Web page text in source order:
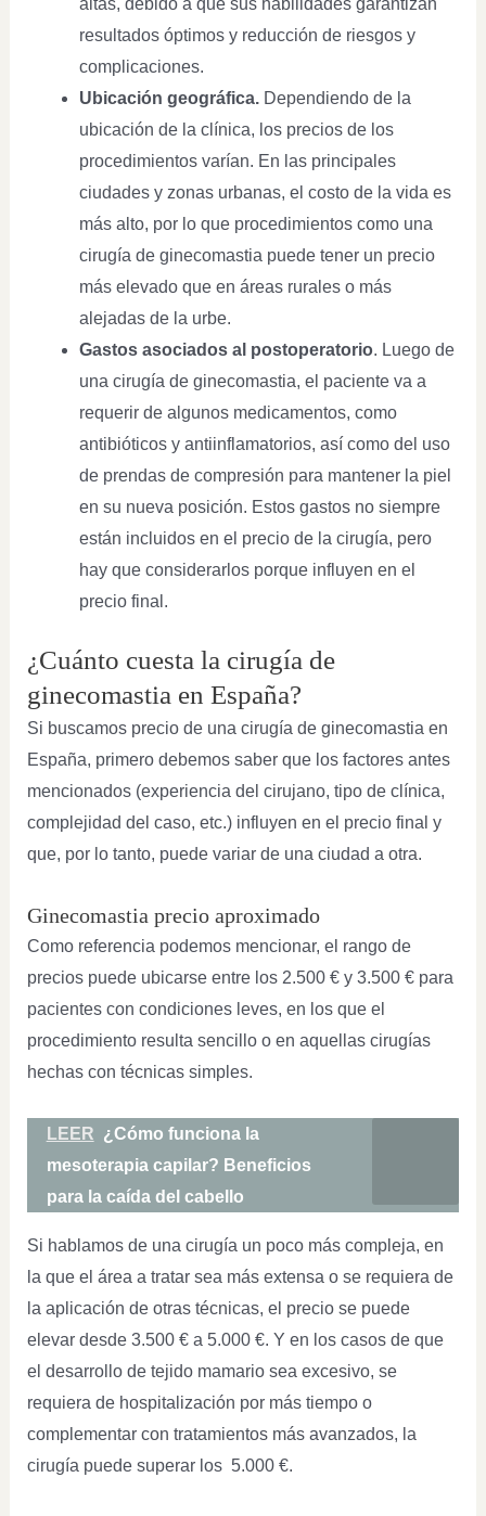
altas, debido a que sus habilidades garantizan
resultados óptimos y reducción de riesgos y
complicaciones.
Ubicación geográfica. Dependiendo de la
ubicación de la clínica, los precios de los
procedimientos varían. En las principales
ciudades y zonas urbanas, el costo de la vida es
más alto, por lo que procedimientos como una
cirugía de ginecomastia puede tener un precio
más elevado que en áreas rurales o más
alejadas de la urbe.
Gastos asociados al postoperatorio. Luego de
una cirugía de ginecomastia, el paciente va a
requerir de algunos medicamentos, como
antibióticos y antiinflamatorios, así como del uso
de prendas de compresión para mantener la piel
en su nueva posición. Estos gastos no siempre
están incluidos en el precio de la cirugía, pero
hay que considerarlos porque influyen en el
precio final.
¿Cuánto cuesta la cirugía de
ginecomastia en España?
Si buscamos precio de una cirugía de ginecomastia en
España, primero debemos saber que los factores antes
mencionados (experiencia del cirujano, tipo de clínica,
complejidad del caso, etc.) influyen en el precio final y
que, por lo tanto, puede variar de una ciudad a otra.
Ginecomastia precio aproximado
Como referencia podemos mencionar, el rango de
precios puede ubicarse entre los 2.500 € y 3.500 € para
pacientes con condiciones leves, en los que el
procedimiento resulta sencillo o en aquellas cirugías
hechas con técnicas simples.
LEER ¿Cómo funciona la
mesoterapia capilar? Beneficios
para la caída del cabello
Si hablamos de una cirugía un poco más compleja, en
la que el área a tratar sea más extensa o se requiera de
la aplicación de otras técnicas, el precio se puede
elevar desde 3.500 € a 5.000 €. Y en los casos de que
el desarrollo de tejido mamario sea excesivo, se
requiera de hospitalización por más tiempo o
complementar con tratamientos más avanzados, la
cirugía puede superar los 5.000 €.